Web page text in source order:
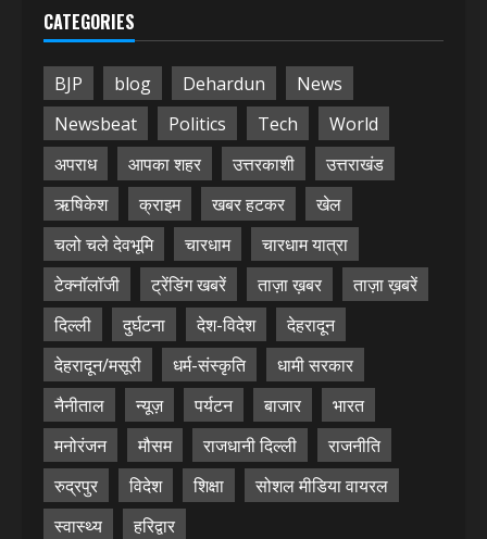
CATEGORIES
BJP blog Dehardun
News
Newsbeat
Politics Tech
World
अपराध
आपका शहर उत्तरकाशी
उत्तराखंड
ऋषिकेश
क्राइम खबर हटकर
खेल
चलो चले देवभूमि
चारधाम
चारधाम यात्रा
टेक्नॉलॉजी
ट्रेंडिंग खबरें ताज़ा ख़बर
ताज़ा ख़बरें
दिल्ली
दुर्घटना देश-विदेश
देहरादून
देहरादून/मसूरी
धर्म-संस्कृति
धामी सरकार
नैनीताल
न्यूज़ पर्यटन बाजार
भारत
मनोरंजन
मौसम राजधानी दिल्ली
राजनीति
रुद्रपुर
विदेश शिक्षा
सोशल मीडिया वायरल
स्वास्थ्य
हरिद्वार